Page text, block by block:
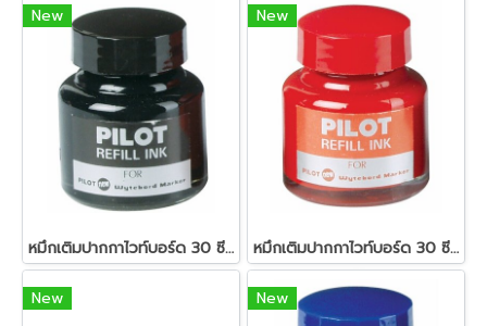
New
หมึกเติมปากกาไวท์บอร์ด 30 ซีซี. สีดำ ไพล็อต
New
หมึกเติมปากกาไวท์บอร์ด 30 ซีซี. สีแดง ไพล็อต
New New